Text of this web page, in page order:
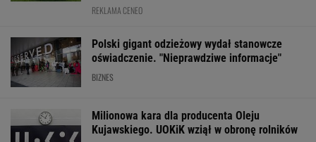
REKLAMA CENEO
Polski gigant odzieżowy wydał stanowcze
oświadczenie. "Nieprawdziwe informacje"
BIZNES
Milionowa kara dla producenta Oleju
Kujawskiego. UOKiK wziął w obronę rolników